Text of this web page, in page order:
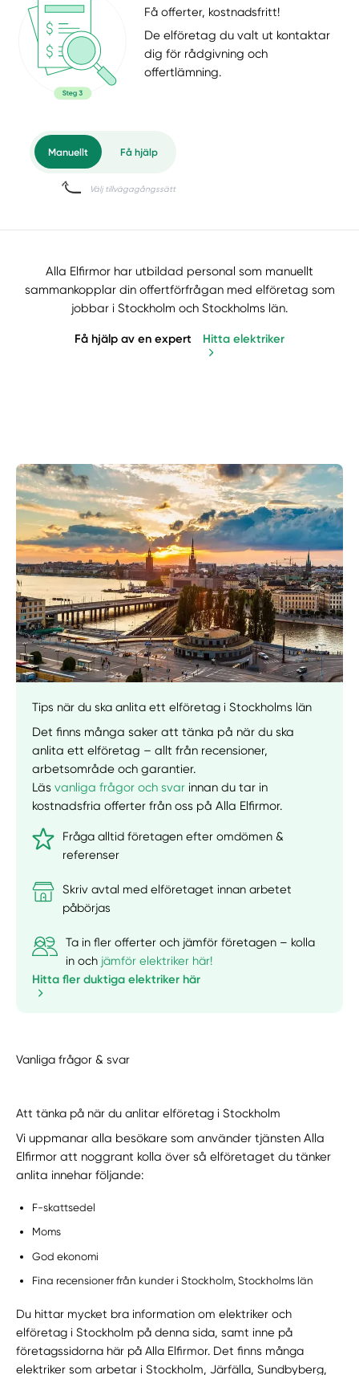
Få offerter, kostnadsfritt!
De elföretag du valt ut kontaktar
dig för rådgivning och
offertlämning.
Välj tillvägagångssätt
Alla Elfirmor har utbildad personal som manuellt
sammankopplar din offertförfrågan med elföretag som
jobbar i Stockholm och Stockholms län.
Få hjälp av en expert Hitta elektriker
Tips när du ska anlita ett elföretag i Stockholms län
Det finns många saker att tänka på när du ska
anlita ett elföretag – allt från recensioner,
arbetsområde och garantier.
Läsvanliga frågor och svar innan du tar in
kostnadsfria offerter från oss på Alla Elfirmor.
Fråga alltid företagen efter omdömen &
referenser
Skriv avtal med elföretaget innan arbetet
påbörjas
Ta in fler offerter och jämför företagen – kolla
in och jämför elektriker här!
Hitta fler duktiga elektriker här
Vanliga frågor & svar
Att tänka på när du anlitar elföretag i Stockholm
Vi uppmanar alla besökare som använder tjänsten Alla
Elfirmor att noggrant kolla över så elföretaget du tänker
anlita innehar följande:
F-skattsedel
Moms
God ekonomi
Fina recensioner från kunder i Stockholm, Stockholms län
Du hittar mycket bra information om elektriker och
elföretag i Stockholm på denna sida, samt inne på
företagssidorna här på Alla Elfirmor. Det finns många
elektriker som arbetar i Stockholm, Järfälla, Sundbyberg,